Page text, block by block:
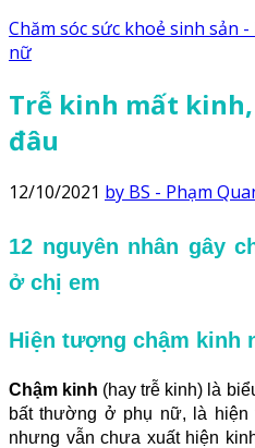
Chăm sóc sức khoẻ sinh sản -
nữ
Trễ kinh mất
đâu
12/10/2021 by BS - Phạm
12 nguyên nhân gây
ở chị em
Hiện tượng chậm kinh
Chậm kinh (hay trễ kinh) là
bất thường ở phụ nữ, là
nhưng vẫn chưa xuất hiện